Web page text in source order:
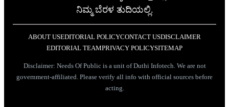
ನಿಮ್ಮ ಬೆರಳ ತುದಿಯಲ್ಲಿ.
ABOUT USEDITORIAL POLICYCONTACT USDISCLAIMER
EDITORIAL TEAMPRIVACY POLICYSITEMAP
Disclaimer: Needs Of Public is a unit of Duthi Infotech. We are not
government-affiliated. Please verify all info with official sources before
acting.